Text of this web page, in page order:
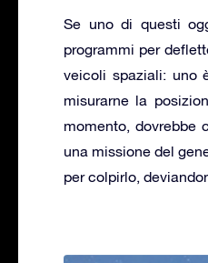
Se uno di questi
programmi per
veicoli spaziali: uno
misurarne la
momento, dovrebbe
una missione del
per colpirlo,